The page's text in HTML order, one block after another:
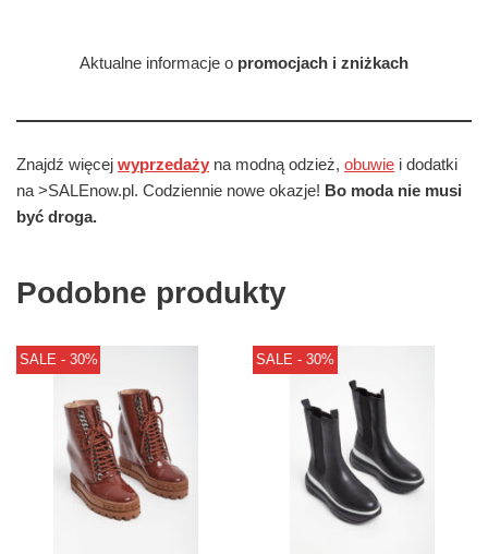
Aktualne informacje o promocjach i zniżkach
Znajdź więcej wyprzedaży na modną odzież, obuwie i dodatki
na >SALEnow.pl. Codziennie nowe okazje! Bo moda nie musi
być droga.
Podobne produkty
SALE - 30% SALE - 30%